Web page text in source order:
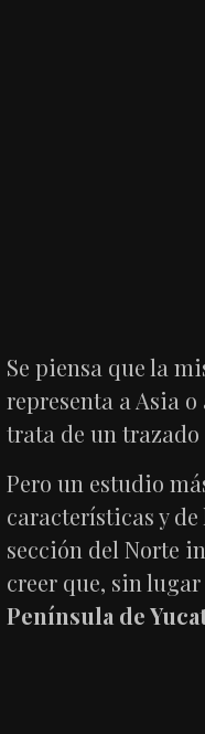
Se piensa que la
representa a Asia
trata de un
Pero un estudio
características y
sección del Norte
creer que, sin
Península de